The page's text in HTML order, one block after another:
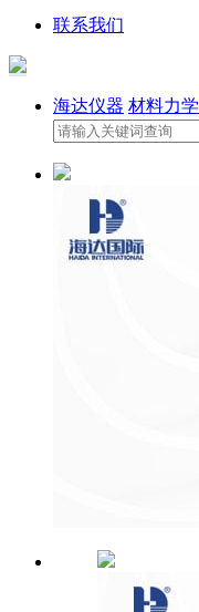
联系我们
海达仪器 材料力学